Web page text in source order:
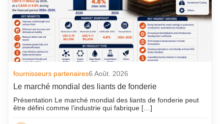
fournisseurs partenaires6 Août. 2026
Le marché mondial des liants de fonderie
Présentation Le marché mondial des liants de fonderie peut
être défini comme l’industrie qui fabrique […]